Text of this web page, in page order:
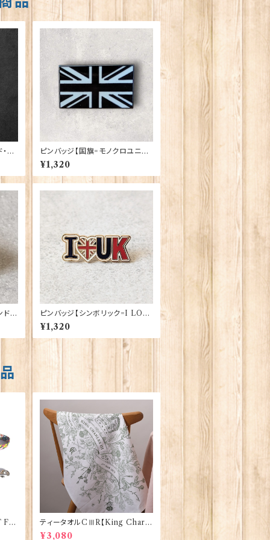
リ
ピンバッジ【国旗=モノクロユニオ
ンジャック】Tradition 90040-T
1321
¥1,320
】
ピンバッジ【シンボリック=I LOV
E UK】Tradition 90040-T120
7
¥1,320
FA
ティータオルCⅢR【King Charle
sⅢ Coronation】Victoria Egg
¥3,080